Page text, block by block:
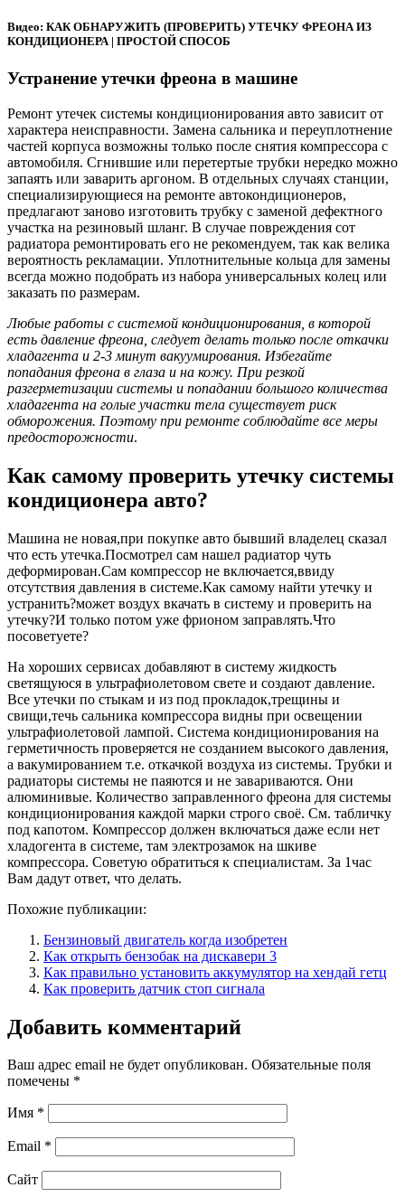
Видео: КАК ОБНАРУЖИТЬ (ПРОВЕРИТЬ) УТЕЧКУ ФРЕОНА ИЗ
КОНДИЦИОНЕРА | ПРОСТОЙ СПОСОБ
Устранение утечки фреона в машине
Ремонт утечек системы кондиционирования авто зависит от
характера неисправности. Замена сальника и переуплотнение
частей корпуса возможны только после снятия компрессора с
автомобиля. Сгнившие или перетертые трубки нередко можно
запаять или заварить аргоном. В отдельных случаях станции,
специализирующиеся на ремонте автокондиционеров,
предлагают заново изготовить трубку с заменой дефектного
участка на резиновый шланг. В случае повреждения сот
радиатора ремонтировать его не рекомендуем, так как велика
вероятность рекламации. Уплотнительные кольца для замены
всегда можно подобрать из набора универсальных колец или
заказать по размерам.
Любые работы с системой кондиционирования, в которой
есть давление фреона, следует делать только после откачки
хладагента и 2-3 минут вакуумирования. Избегайте
попадания фреона в глаза и на кожу. При резкой
разгерметизации системы и попадании большого количества
хладагента на голые участки тела существует риск
обморожения. Поэтому при ремонте соблюдайте все меры
предосторожности.
Как самому проверить утечку системы
кондиционера авто?
Машина не новая,при покупке авто бывший владелец сказал
что есть утечка.Посмотрел сам нашел радиатор чуть
деформирован.Сам компрессор не включается,ввиду
отсутствия давления в системе.Как самому найти утечку и
устранить?может воздух вкачать в систему и проверить на
утечку?И только потом уже фрионом заправлять.Что
посоветуете?
На хороших сервисах добавляют в систему жидкость
светящуюся в ультрафиолетовом свете и создают давление.
Все утечки по стыкам и из под прокладок,трещины и
свищи,течь сальника компрессора видны при освещении
ультрафиолетовой лампой. Система кондиционирования на
герметичность проверяется не созданием высокого давления,
а вакумированием т.е. откачкой воздуха из системы. Трубки и
радиаторы системы не паяются и не завариваются. Они
алюминивые. Количество заправленного фреона для системы
кондиционирования каждой марки строго своё. См. табличку
под капотом. Компрессор должен включаться даже если нет
хладогента в системе, там электрозамок на шкиве
компрессора. Советую обратиться к специалистам. За 1час
Вам дадут ответ, что делать.
Похожие публикации:
Бензиновый двигатель когда изобретен
Как открыть бензобак на дискавери 3
Как правильно установить аккумулятор на хендай гетц
Как проверить датчик стоп сигнала
Добавить комментарий
Ваш адрес email не будет опубликован. Обязательные поля
помечены *
Имя *
Email *
Сайт